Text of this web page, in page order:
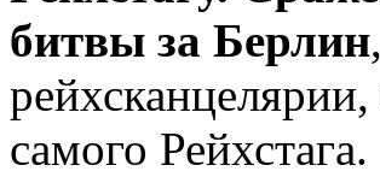
битвы за Берлин
самого Рейхстага.